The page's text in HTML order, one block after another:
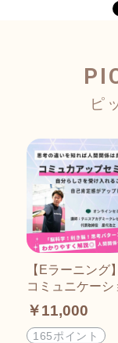
【Eラーニング
コミュニケーシ
學
￥11,000
165ポイント